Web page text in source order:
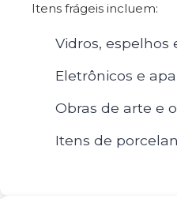
Itens frágeis incluem:
Vidros, espelhos
Eletrônicos e
Obras de arte e
Itens de